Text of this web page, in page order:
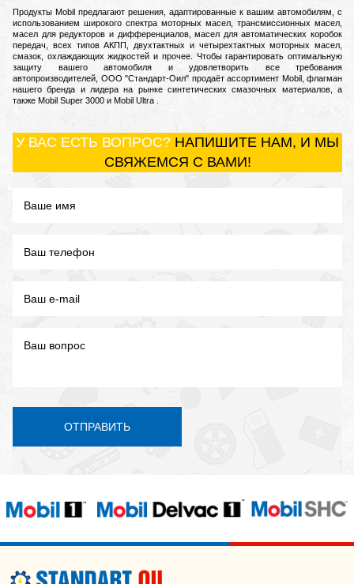
Продукты Mobil предлагают решения, адаптированные к вашим автомобилям, с
использованием широкого спектра моторных масел, трансмиссионных масел,
масел для редукторов и дифференциалов, масел для автоматических коробок
передач, всех типов АКПП, двухтактных и четырехтактных моторных масел,
смазок, охлаждающих жидкостей и прочее. Чтобы гарантировать оптимальную
защиту вашего автомобиля и удовлетворить все требования
автопроизводителей, ООО "Стандарт-Оил" продаёт ассортимент Mobil, флагман
нашего бренда и лидера на рынке синтетических смазочных материалов, а
также Mobil Super 3000 и Mobil Ultra .
У ВАС ЕСТЬ ВОПРОС? НАПИШИТЕ НАМ, И МЫ
СВЯЖЕМСЯ С ВАМИ!
ОТПРАВИТЬ